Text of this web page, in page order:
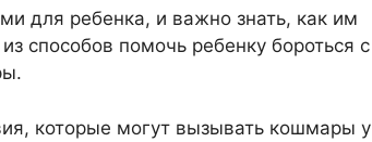
для ребенка, и важно знать, как им
способов помочь ребенку бороться с
которые могут вызывать кошмары у